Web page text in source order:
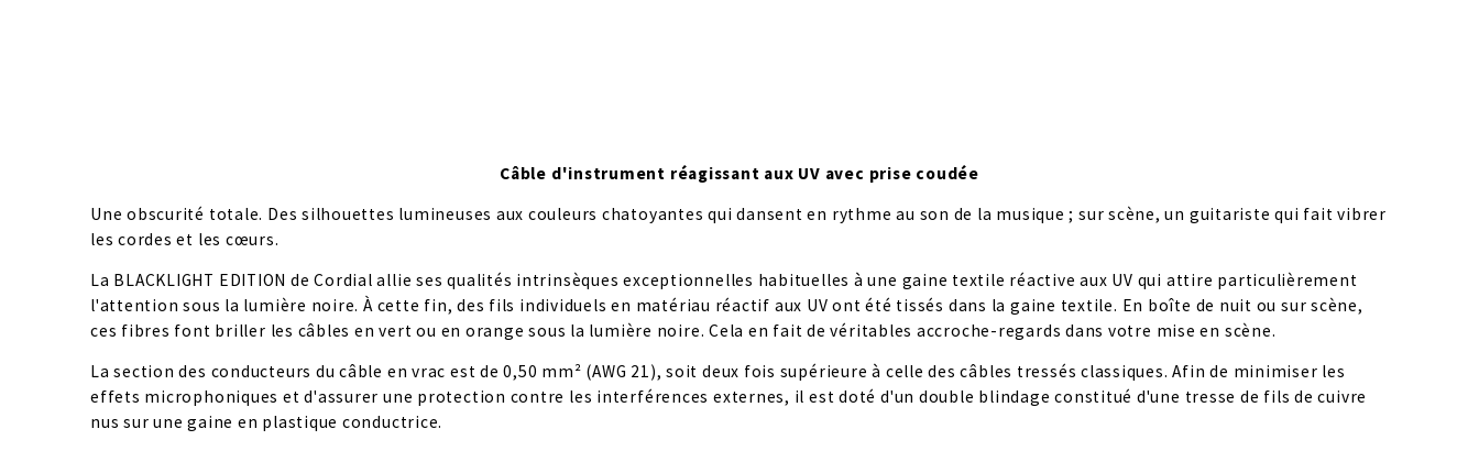
Câble d'instrument réagissant aux UV avec prise coudée
Une obscurité totale. Des silhouettes lumineuses aux couleurs chatoyantes qui dansent en rythme au son de la musique ; sur scène, un guitariste qui fait vibrer
les cordes et les cœurs.
La BLACKLIGHT EDITION de Cordial allie ses qualités intrinsèques exceptionnelles habituelles à une gaine textile réactive aux UV qui attire particulièrement
l'attention sous la lumière noire. À cette fin, des fils individuels en matériau réactif aux UV ont été tissés dans la gaine textile. En boîte de nuit ou sur scène,
ces fibres font briller les câbles en vert ou en orange sous la lumière noire. Cela en fait de véritables accroche-regards dans votre mise en scène.
La section des conducteurs du câble en vrac est de 0,50 mm² (AWG 21), soit deux fois supérieure à celle des câbles tressés classiques. Afin de minimiser les
effets microphoniques et d'assurer une protection contre les interférences externes, il est doté d'un double blindage constitué d'une tresse de fils de cuivre
nus sur une gaine en plastique conductrice.